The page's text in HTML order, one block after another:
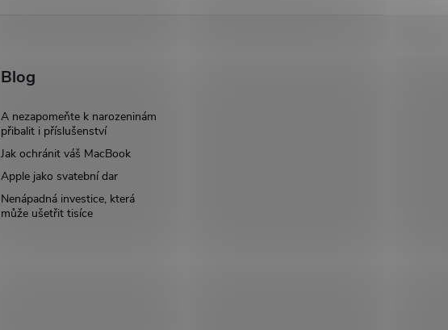
Blog
A nezapomeňte k narozeninám
přibalit i příslušenství
Jak ochránit váš MacBook
Apple jako svatební dar
Nenápadná investice, která
může ušetřit tisíce